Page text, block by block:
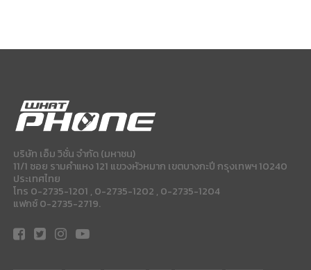
บริษัท เอ็ม วิชั่น จำกัด (มหาชน)
11/1 ซอย รามคำแหง 121 แขวงหัวหมาก เขตบางกะปี กรุงเทพฯ 10240
ประเทศไทย
โทร 0-2735-1201 , 0-2735-1202 , 0-2735-1204
แฟกซ์ 0-2735-2719.